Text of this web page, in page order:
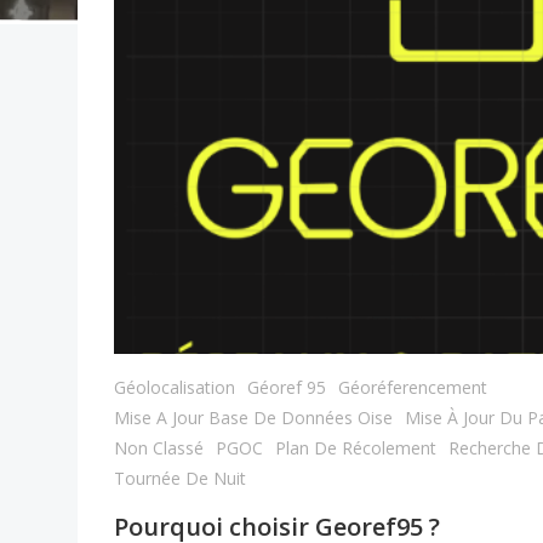
Géolocalisation Géoref 95
Géoréferencement
Mise A Jour Base De Données Oise
Mise À Jour Du
Non Classé
PGOC Plan De Récolement
Recherche
Tournée De Nuit
Pourquoi choisir Georef95 ?